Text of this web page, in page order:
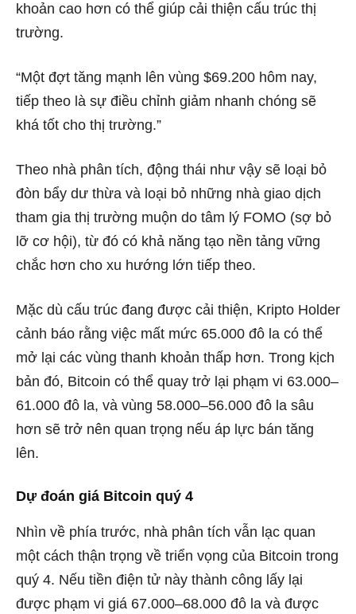
khoản cao hơn có thể giúp cải thiện cấu trúc thị
trường.
“Một đợt tăng mạnh lên vùng $69.200 hôm nay,
tiếp theo là sự điều chỉnh giảm nhanh chóng sẽ
khá tốt cho thị trường.”
Theo nhà phân tích, động thái như vậy sẽ loại bỏ
đòn bẩy dư thừa và loại bỏ những nhà giao dịch
tham gia thị trường muộn do tâm lý FOMO (sợ bỏ
lỡ cơ hội), từ đó có khả năng tạo nền tảng vững
chắc hơn cho xu hướng lớn tiếp theo.
Mặc dù cấu trúc đang được cải thiện, Kripto Holder
cảnh báo rằng việc mất mức 65.000 đô la có thể
mở lại các vùng thanh khoản thấp hơn. Trong kịch
bản đó, Bitcoin có thể quay trở lại phạm vi 63.000–
61.000 đô la, và vùng 58.000–56.000 đô la sâu
hơn sẽ trở nên quan trọng nếu áp lực bán tăng
lên.
Dự đoán giá Bitcoin quý 4
Nhìn về phía trước, nhà phân tích vẫn lạc quan
một cách thận trọng về triển vọng của Bitcoin trong
quý 4. Nếu tiền điện tử này thành công lấy lại
được phạm vi giá 67.000–68.000 đô la và được